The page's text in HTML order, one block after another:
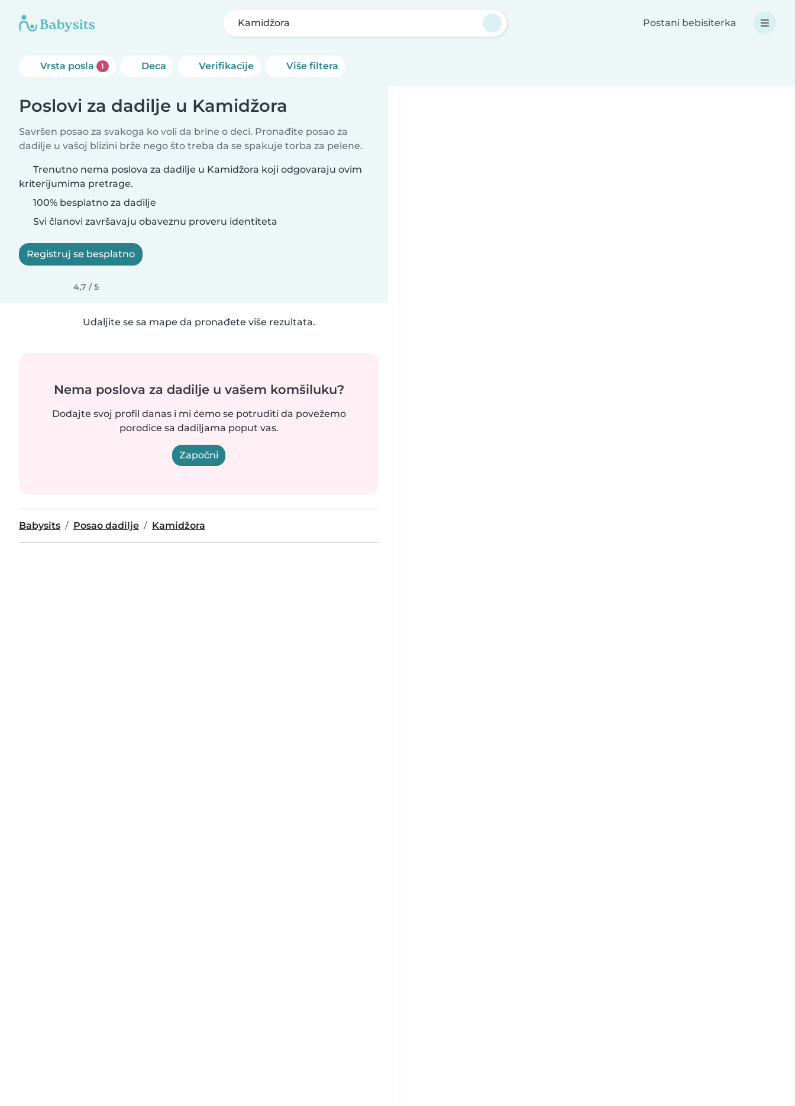
Kamidžora Postani bebisiterka
Vrsta posla 1 Deca Verifikacije Više filtera
Poslovi za dadilje u Kamidžora
Savršen posao za svakoga ko voli da brine o deci. Pronađite posao za
dadilje u vašoj blizini brže nego što treba da se spakuje torba za pelene.
Trenutno nema poslova za dadilje u Kamidžora koji odgovaraju ovim
kriterijumima pretrage.
100% besplatno za dadilje
Svi članovi završavaju obaveznu proveru identiteta
Registruj se besplatno
4,7 / 5
Udaljite se sa mape da pronađete više rezultata.
Nema poslova za dadilje u vašem komšiluku?
Dodajte svoj profil danas i mi ćemo se potruditi da povežemo
porodice sa dadiljama poput vas.
Započni
Babysits Posao dadilje Kamidžora